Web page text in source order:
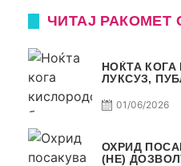
ЧИТАЈ РАКОМЕТ
НОЌТА
ЛУКСУЗ,
01/06/2026
ОХРИД
(НЕ)